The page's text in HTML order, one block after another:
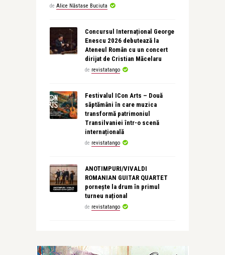
de Alice Năstase Buciuta
Concursul Internațional George
Enescu 2026 debutează la
Ateneul Român cu un concert
dirijat de Cristian Măcelaru
de revistatango
Festivalul ICon Arts – Două
săptămâni în care muzica
transformă patrimoniul
Transilvaniei într-o scenă
internațională
de revistatango
ANOTIMPURI/VIVALDI
ROMANIAN GUITAR QUARTET
pornește la drum în primul
turneu național
de revistatango